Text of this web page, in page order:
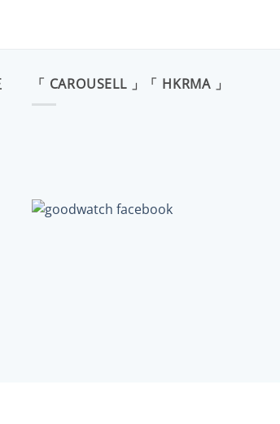
「 CAROUSELL 」「 HKRMA 」